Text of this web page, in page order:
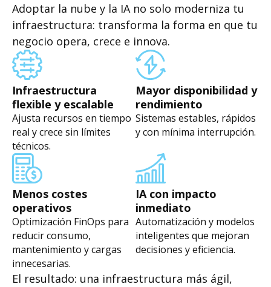
Adoptar la nube y la IA no solo moderniza tu
infraestructura: transforma la forma en que tu
negocio opera, crece e innova.
Infraestructura
flexible y escalable
Ajusta recursos en tiempo
real y crece sin límites
técnicos.
Mayor disponibilidad y
rendimiento
Sistemas estables, rápidos
y con mínima interrupción.
Menos costes
operativos
Optimización FinOps para
reducir consumo,
mantenimiento y cargas
innecesarias.
IA con impacto
inmediato
Automatización y modelos
inteligentes que mejoran
decisiones y eficiencia.
El resultado: una infraestructura más ágil,